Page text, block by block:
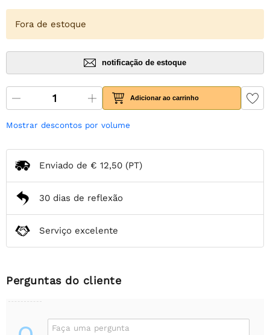
Fora de estoque
notificação de estoque
Adicionar ao carrinho
Mostrar descontos por volume
Enviado de € 12,50 (PT)
30 dias de reflexão
Serviço excelente
Perguntas do cliente
Faça uma pergunta